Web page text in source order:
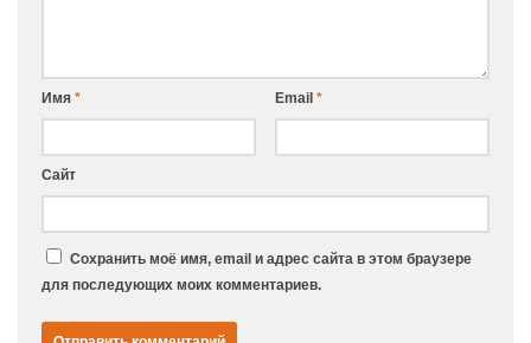
Имя * Email *
Сайт
Сохранить моё имя, email и адрес сайта в этом браузере
для последующих моих комментариев.